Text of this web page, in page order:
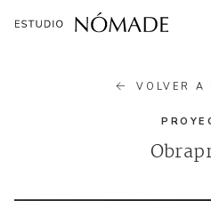
VOLVER A